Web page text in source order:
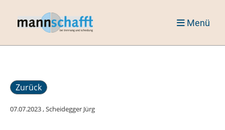
Menü
Zurück
07.07.2023, Scheidegger Jürg